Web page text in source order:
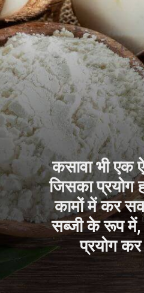
कसावा भी एक
जिसका
कामों में कर
सब्जी के रूप
प्रयोग